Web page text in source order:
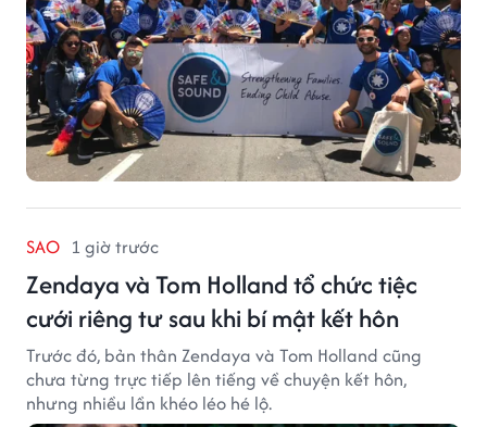
SAO 1 giờ trước
Zendaya và Tom Holland tổ chức tiệc
cưới riêng tư sau khi bí mật kết hôn
Trước đó, bản thân Zendaya và Tom Holland cũng
chưa từng trực tiếp lên tiếng về chuyện kết hôn,
nhưng nhiều lần khéo léo hé lộ.